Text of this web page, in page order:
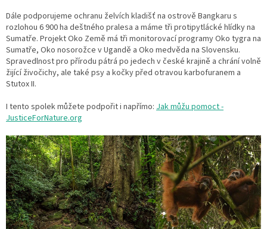
Dále podporujeme ochranu želvích kladišť na ostrově Bangkaru s
rozlohou 6 900 ha deštného pralesa a máme tři protipytlácké hlídky na
Sumatře. Projekt Oko Země má tři monitorovací programy Oko tygra na
Sumatře, Oko nosorožce v Ugandě a Oko medvěda na Slovensku.
Spravedlnost pro přírodu pátrá po jedech v české krajině a chrání volně
žijící živočichy, ale také psy a kočky před otravou karbofuranem a
Stutox II.
I tento spolek můžete podpořit i napřímo: Jak můžu pomoct -
JusticeForNature.org